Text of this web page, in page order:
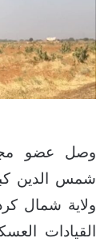
وصل عضو
شمس الدين
ولاية شمال
القيادات